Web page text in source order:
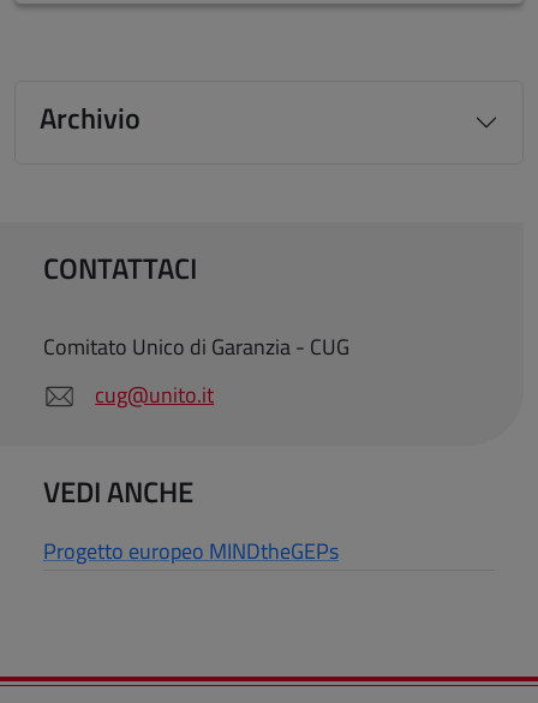
Archivio
CONTATTACI
Comitato Unico di Garanzia - CUG
cug@unito.it
VEDI ANCHE
Progetto europeo MINDtheGEPs